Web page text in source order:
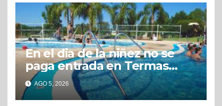
En el dia de la niñez no se
paga entrada en Termas
Concepción
AGO 5, 2026